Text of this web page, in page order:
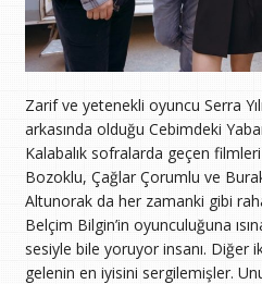
Zarif ve yetenekli oyuncu Serra
arkasında olduğu Cebimdeki
Kalabalık sofralarda geçen
Bozoklu, Çağlar Çorumlu ve
Altunorak da her zamanki gibi
Belçim Bilgin’in oyunculuğuna
sesiyle bile yoruyor insanı. Diğer
gelenin en iyisini sergilemişler.